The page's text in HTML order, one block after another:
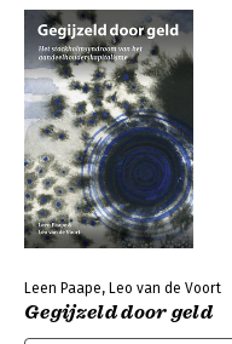
Leen Paape, Leo van de Voort
Gegijzeld door geld